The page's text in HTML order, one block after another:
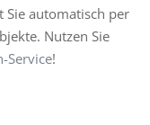
Sie automatisch per
Nutzen Sie
Service!